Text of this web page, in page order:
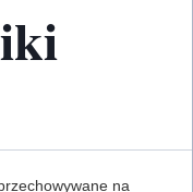
na